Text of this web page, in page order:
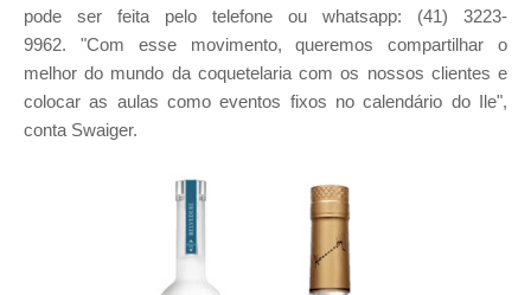
pode ser feita pelo telefone ou whatsapp: (41) 3223-
9962. "Com esse movimento, queremos compartilhar o
melhor do mundo da coquetelaria com os nossos clientes e
colocar as aulas como eventos fixos no calendário do Ile",
conta Swaiger.